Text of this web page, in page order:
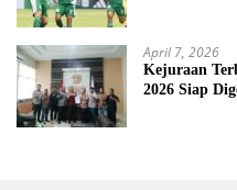
April 7, 2026
Kejuraan
2026 Siap